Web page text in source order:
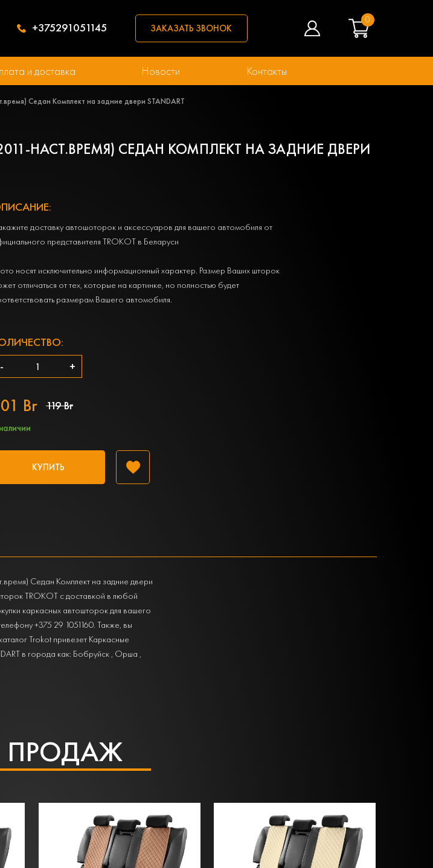
+375291051145 ЗАКАЗАТЬ ЗВОНОК
0
и доставка Новости Контакты
Седан Комплект на задние двери STANDART
НАСТ.ВРЕМЯ) СЕДАН КОМПЛЕКТ НА ЗАДНИЕ ДВЕРИ
доставку автошоторок и аксессуаров для вашего автомобиля от
представителя TROKOT в Беларуси
носят исключительно информационный характер. Размер Ваших шторок
отличаться от тех, которые на картинке, но полностью будет
размерам Вашего автомобиля.
-
+
Br 119 Br
КУПИТЬ
Седан Комплект на задние двери
TROKOT с доставкой в любой
каркасных автошторок для вашего
+375 29 1051160. Также, вы
Trokot привезет Каркасные
в города как: Бобруйск , Орша ,
ПРОДАЖ